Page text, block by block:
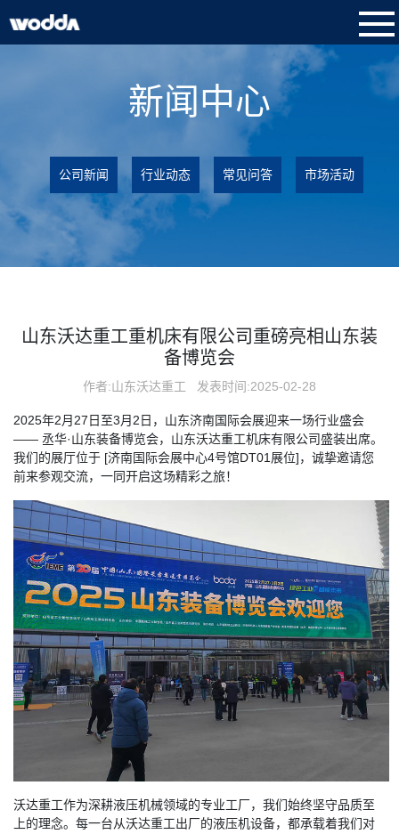
新闻中心
公司新闻 行业动态 常见问答 市场活动
山东沃达重工重机床有限公司重磅亮相山东装
备博览会
作者:山东沃达重工 发表时间:2025-02-28
2025年2月27日至3月2日，山东济南国际会展迎来一场行业盛会
—— 丞华·山东装备博览会，山东沃达重工机床有限公司盛装出席。
我们的展厅位于 [济南国际会展中心4号馆DT01展位]，诚挚邀请您
前来参观交流，一同开启这场精彩之旅！
沃达重工作为深耕液压机械领域的专业工厂，我们始终坚守品质至
上的理念。每一台从沃达重工出厂的液压机设备，都承载着我们对